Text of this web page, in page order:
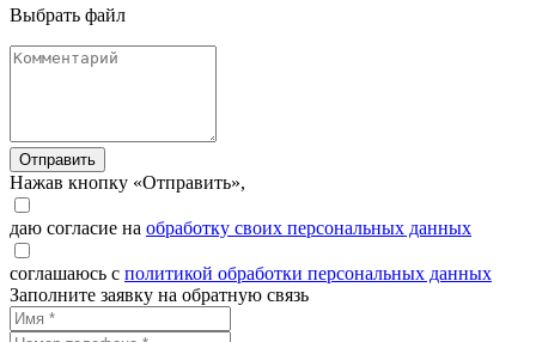
Выбрать файл
Отправить
Нажав кнопку «Отправить»,
даю согласие на обработку своих персональных данных
соглашаюсь с политикой обработки персональных данных
Заполните заявку на обратную связь